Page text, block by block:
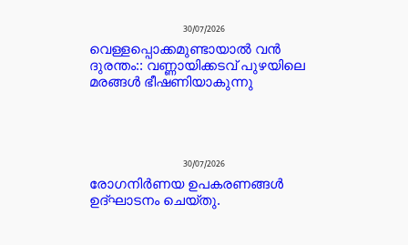
30/07/2026
വെള്ളപ്പൊക്കമുണ്ടായാൽ വൻ
ദുരന്തം:: വണ്ണായിക്കടവ് പുഴയിലെ
മരങ്ങൾ ഭീഷണിയാകുന്നു
30/07/2026
രോഗനിർണയ ഉപകരണങ്ങൾ
ഉദ്ഘാടനം ചെയ്തു.